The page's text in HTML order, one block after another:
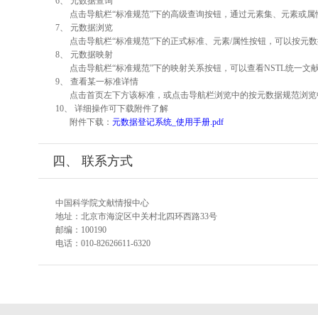
点击导航栏“标准规范”下的高级查询按钮，通过元素集、元素或
7、 元数据浏览
点击导航栏“标准规范”下的正式标准、元素/属性按钮，可以按元
8、 元数据映射
点击导航栏“标准规范”下的映射关系按钮，可以查看NSTL统一文
9、 查看某一标准详情
点击首页左下方该标准，或点击导航栏浏览中的按元数据规范浏
10、 详细操作可下载附件了解
附件下载： 元数据登记系统_使用手册.pdf
四、 联系方式
中国科学院文献情报中心
地址：北京市海淀区中关村北四环西路33号
邮编：100190
电话：010-82626611-6320